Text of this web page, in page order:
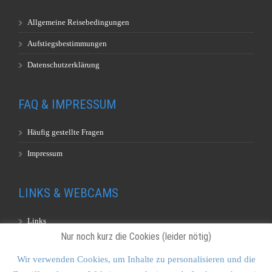
Allgemeine Reisebedingungen
Aufstiegsbestimmungen
Datenschutzerklärung
FAQ & IMPRESSUM
Häufig gestellte Fragen
Impressum
LINKS & WEBCAMS
Links
Nur noch kurz die Cookies (leider nötig)
Wir verwenden Cookies, um Inhalte zu personalisieren und die